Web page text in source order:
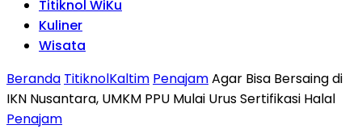
Titiknol WiKu
Kuliner
Wisata
Beranda TitiknolKaltim PenajamAgar Bisa Bersaing di
IKN Nusantara, UMKM PPU Mulai Urus Sertifikasi Halal
Penajam